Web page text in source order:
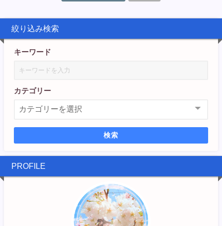
絞り込み検索
キーワード
カテゴリー
検索
PROFILE